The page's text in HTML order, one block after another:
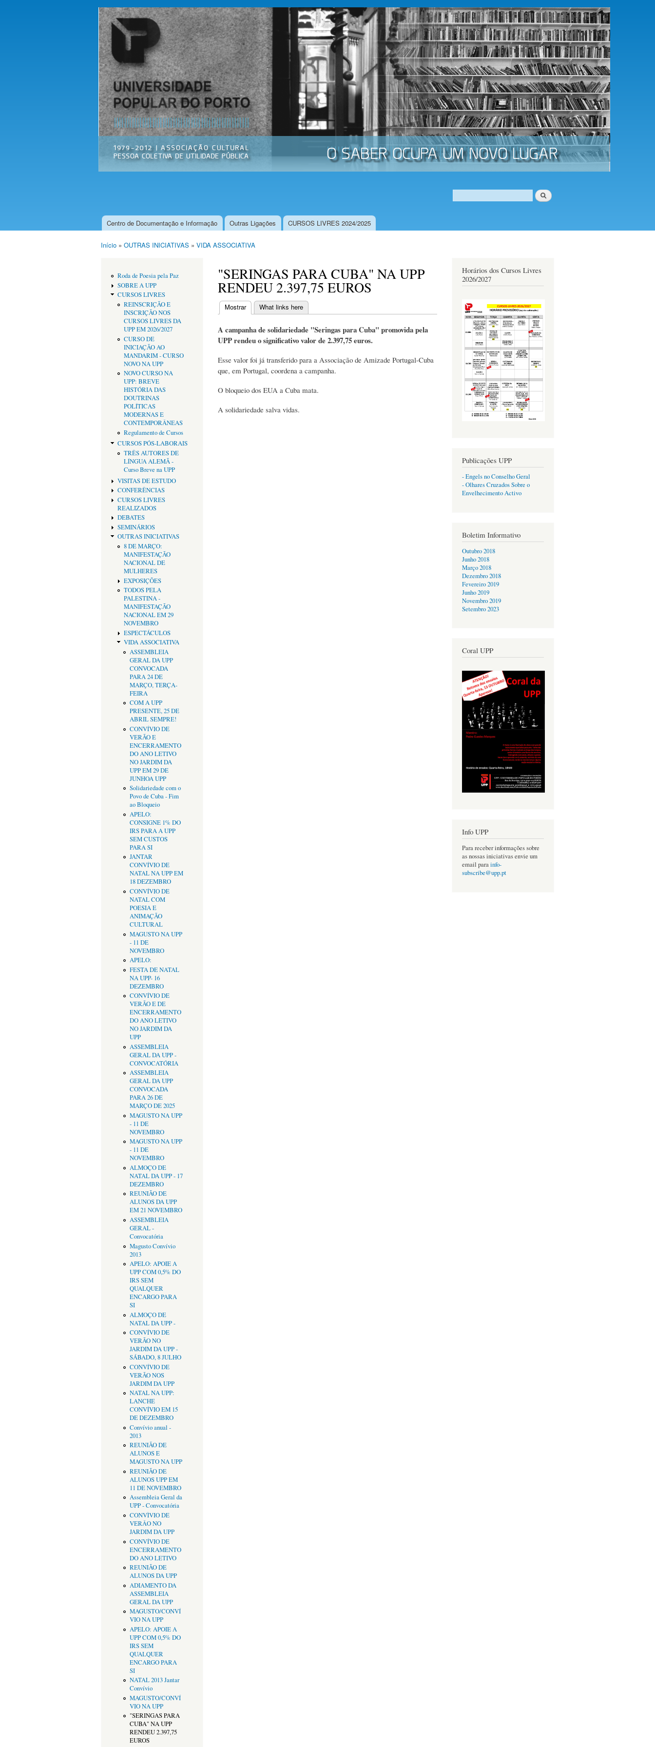
Passar
para o
conteúdo
principal
Universidade
Popular do
Porto
Associação
Cultural
Formulário de procura
Procurar
Menu principal
Centro de Documentação e Informação Outras Ligações CURSOS LIVRES 2024/2025
Início » OUTRAS INICIATIVAS » VIDA ASSOCIATIVA
Roda de Poesia pela Paz
SOBRE A UPP
CURSOS LIVRES
REINSCRIÇÃO E
INSCRIÇÃO NOS
CURSOS LIVRES DA
UPP EM 2026/2027
CURSO DE
INICIAÇÃO AO
MANDARIM - CURSO
NOVO NA UPP
NOVO CURSO NA
UPP: BREVE
HISTÓRIA DAS
DOUTRINAS
POLÍTICAS
MODERNAS E
CONTEMPORÂNEAS
Regulamento de Cursos
CURSOS PÓS-LABORAIS
TRÊS AUTORES DE
LÍNGUA ALEMÃ -
Curso Breve na UPP
VISITAS DE ESTUDO
CONFERÊNCIAS
CURSOS LIVRES
REALIZADOS
DEBATES
SEMINÁRIOS
OUTRAS INICIATIVAS
8 DE MARÇO:
MANIFESTAÇÃO
NACIONAL DE
MULHERES
EXPOSIÇÕES
TODOS PELA
PALESTINA -
MANIFESTAÇÃO
NACIONAL EM 29
NOVEMBRO
ESPECTÁCULOS
VIDA ASSOCIATIVA
ASSEMBLEIA
GERAL DA UPP
CONVOCADA
PARA 24 DE
MARÇO, TERÇA-
FEIRA
COM A UPP
PRESENTE, 25 DE
ABRIL SEMPRE!
CONVÍVIO DE
VERÃO E
ENCERRAMENTO
DO ANO LETIVO
NO JARDIM DA
UPP EM 29 DE
JUNHOA UPP
Solidariedade com o
Povo de Cuba - Fim
ao Bloqueio
APELO:
CONSIGNE 1% DO
IRS PARA A UPP
SEM CUSTOS
PARA SI
JANTAR
CONVÍVIO DE
NATAL NA UPP EM
18 DEZEMBRO
CONVÍVIO DE
NATAL COM
POESIA E
ANIMAÇÃO
CULTURAL
MAGUSTO NA UPP
- 11 DE
NOVEMBRO
APELO:
FESTA DE NATAL
NA UPP- 16
DEZEMBRO
CONVÍVIO DE
VERÃO E DE
ENCERRAMENTO
DO ANO LETIVO
NO JARDIM DA
UPP
ASSEMBLEIA
GERAL DA UPP -
CONVOCATÓRIA
ASSEMBLEIA
GERAL DA UPP
CONVOCADA
PARA 26 DE
MARÇO DE 2025
MAGUSTO NA UPP
- 11 DE
NOVEMBRO
MAGUSTO NA UPP
- 11 DE
NOVEMBRO
ALMOÇO DE
NATAL DA UPP - 17
DEZEMBRO
REUNIÃO DE
ALUNOS DA UPP
EM 21 NOVEMBRO
ASSEMBLEIA
GERAL -
Convocatória
Magusto Convívio
2013
APELO: APOIE A
UPP COM 0,5% DO
IRS SEM
QUALQUER
ENCARGO PARA
SI
ALMOÇO DE
NATAL DA UPP -
CONVÍVIO DE
VERÃO NO
JARDIM DA UPP -
SÁBADO, 8 JULHO
CONVÍVIO DE
VERÃO NOS
JARDIM DA UPP
NATAL NA UPP:
LANCHE
CONVÍVIO EM 15
DE DEZEMBRO
Convívio anual -
2013
REUNIÃO DE
ALUNOS E
MAGUSTO NA UPP
REUNIÃO DE
ALUNOS UPP EM
11 DE NOVEMBRO
Assembleia Geral da
UPP - Convocatória
CONVÌVIO DE
VERÂO NO
JARDIM DA UPP
CONVÍVIO DE
ENCERRAMENTO
DO ANO LETIVO
REUNIÃO DE
ALUNOS DA UPP
ADIAMENTO DA
ASSEMBLEIA
GERAL DA UPP
MAGUSTO/CONVÍ
VIO NA UPP
APELO: APOIE A
UPP COM 0,5% DO
IRS SEM
QUALQUER
ENCARGO PARA
SI
NATAL 2013 Jantar
Convívio
MAGUSTO/CONVÍ
VIO NA UPP
"SERINGAS PARA
CUBA" NA UPP
RENDEU 2.397,75
EUROS
"SERINGAS PARA CUBA" NA UPP
RENDEU 2.397,75 EUROS
Separadores primários
Mostrar(separador ativo)
What links here
A campanha de solidariedade "Seringas para Cuba" promovida pela
UPP rendeu o significativo valor de 2.397,75 euros.
Esse valor foi já transferido para a Associação de Amizade Portugal-Cuba
que, em Portugal, coordena a campanha.
O bloqueio dos EUA a Cuba mata.
A solidariedade salva vidas.
Horários dos Cursos Livres
2026/2027
Publicações UPP
- Engels no Conselho Geral
- Olhares Cruzados Sobre o
Envelhecimento Activo
Boletim Informativo
Outubro 2018
Junho 2018
Março 2018
Dezembro 2018
Fevereiro 2019
Junho 2019
Novembro 2019
Setembro 2023
Coral UPP
Info UPP
Para receber informações sobre
as nossas iniciativas envie um
email parainfo-
subscribe@upp.pt